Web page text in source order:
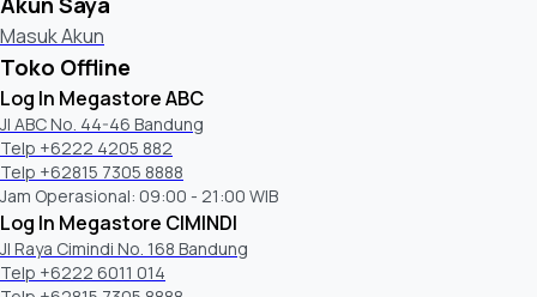
Masuk Akun
Toko Offline
Log In Megastore ABC
Jl ABC No. 44-46 Bandung
Telp +6222 4205 882
Telp +62815 7305 8888
Jam Operasional: 09:00 - 21:00 WIB
Log In Megastore CIMINDI
Jl Raya Cimindi No. 168 Bandung
Telp +6222 6011 014